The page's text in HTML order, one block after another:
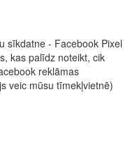
sīkdatne - Facebook Pixel
kas palīdz noteikt, cik
reklāmas
veic mūsu tīmekļvietnē)